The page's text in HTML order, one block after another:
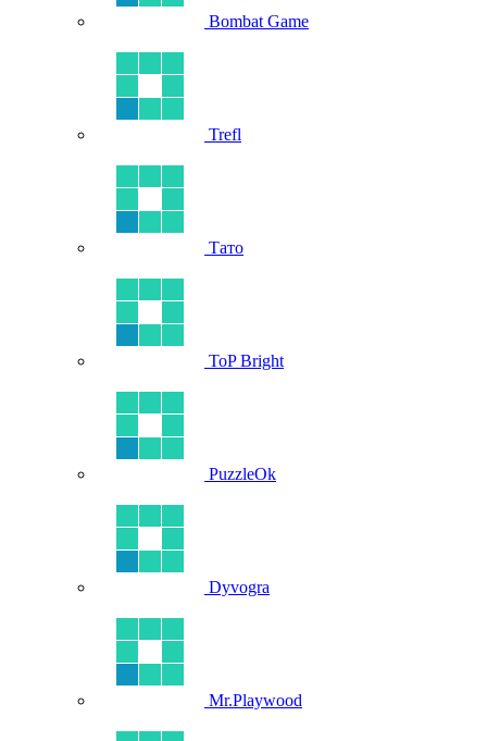
Bombat Game
Trefl
Тато
ToP Bright
PuzzleOk
Dyvogra
Mr.Playwood